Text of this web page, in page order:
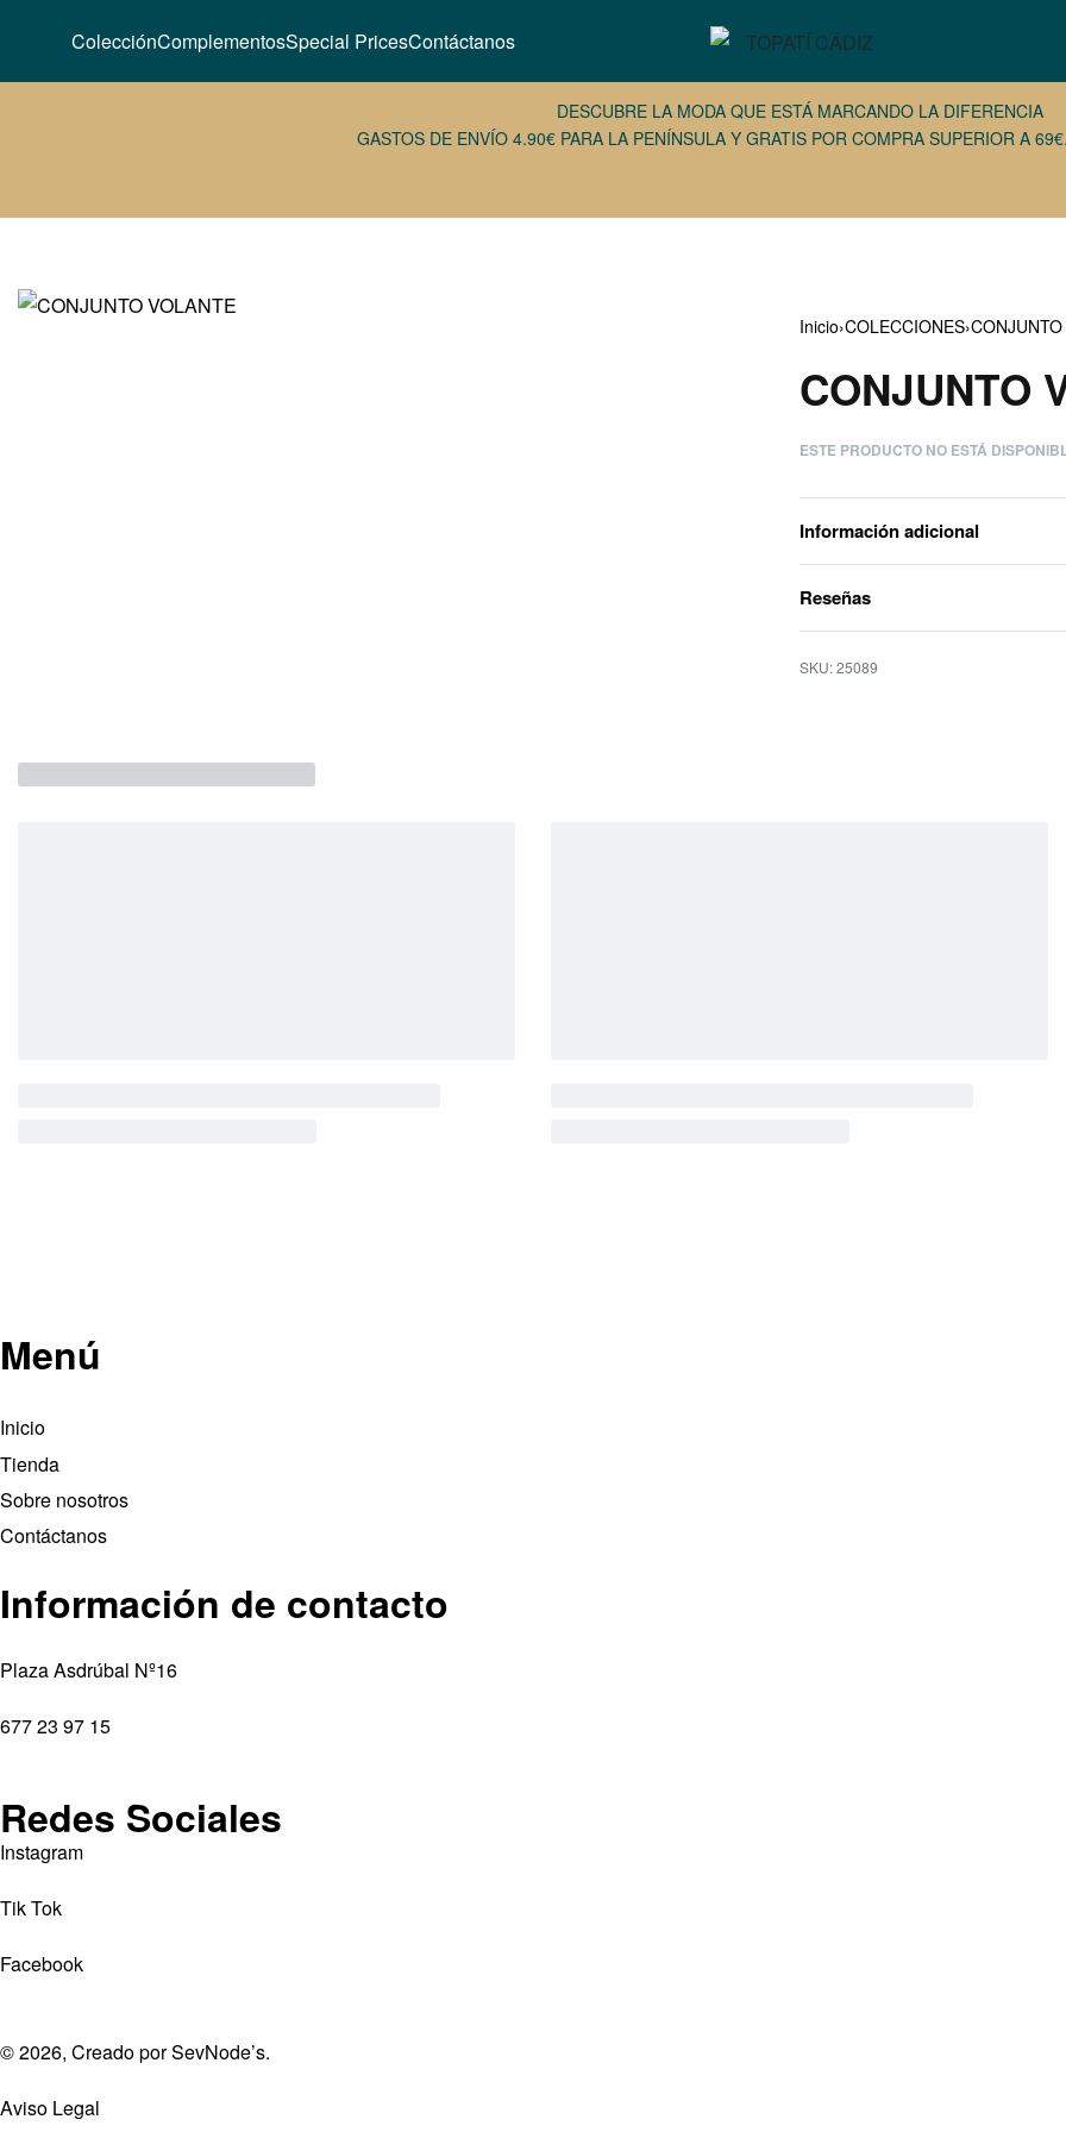
ColecciónComplementosSpecial PricesContáctanos
DESCUBRE LA MODA QUE ESTÁ MARCANDO LA DIFERENCIA
GASTOS DE ENVÍO 4.90€ PARA LA PENÍNSULA Y GRATIS POR COMPRA SUPERIOR A
Inicio›COLECCIONES›CONJUNTO
CONJUNTO
ESTE PRODUCTO NO ESTÁ
Información adicional
Reseñas
25089
Menú
Inicio
Tienda
Sobre nosotros
Contáctanos
Información de contacto
Plaza Asdrúbal Nº16
677 23 97 15
Redes Sociales
Instagram
Tik Tok
Facebook
© 2026, Creado porSevNode’s.
Aviso Legal